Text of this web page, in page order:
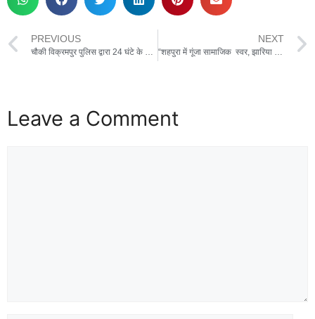
PREVIOUS
चौकी विक्रमपुर पुलिस द्वारा 24 घंटे के भीतर चाकूबाज आरोपी को किया गिरफ्तार
NEXT
“शहपुरा में गूंजा सामाजिक स्वर, झारिया मेहरा युवा संघ की ‘मार्गदर्शिका’ का भव्य विमोचन
Leave a Comment